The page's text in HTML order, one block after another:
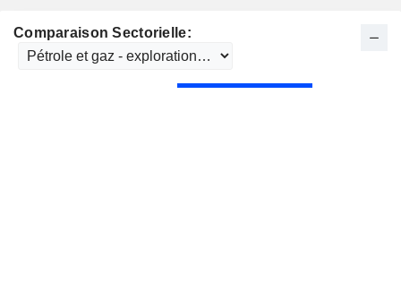
Comparaison Sectorielle: